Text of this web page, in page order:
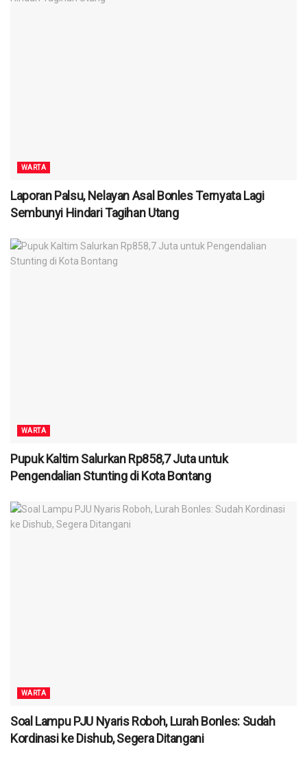
WARTA
Laporan Palsu, Nelayan Asal Bonles Ternyata Lagi
Sembunyi Hindari Tagihan Utang
WARTA
Pupuk Kaltim Salurkan Rp858,7 Juta untuk
Pengendalian Stunting di Kota Bontang
WARTA
Soal Lampu PJU Nyaris Roboh, Lurah Bonles: Sudah
Kordinasi ke Dishub, Segera Ditangani